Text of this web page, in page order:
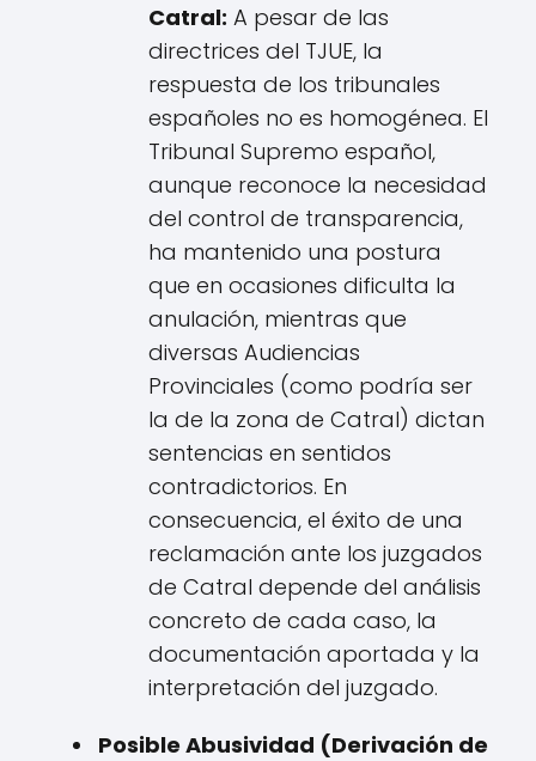
Catral: A pesar de las
directrices del TJUE, la
respuesta de los tribunales
españoles no es homogénea. El
Tribunal Supremo español,
aunque reconoce la necesidad
del control de transparencia,
ha mantenido una postura
que en ocasiones dificulta la
anulación, mientras que
diversas Audiencias
Provinciales (como podría ser
la de la zona de Catral) dictan
sentencias en sentidos
contradictorios. En
consecuencia, el éxito de una
reclamación ante los juzgados
de Catral depende del análisis
concreto de cada caso, la
documentación aportada y la
interpretación del juzgado.
Posible Abusividad (Derivación de